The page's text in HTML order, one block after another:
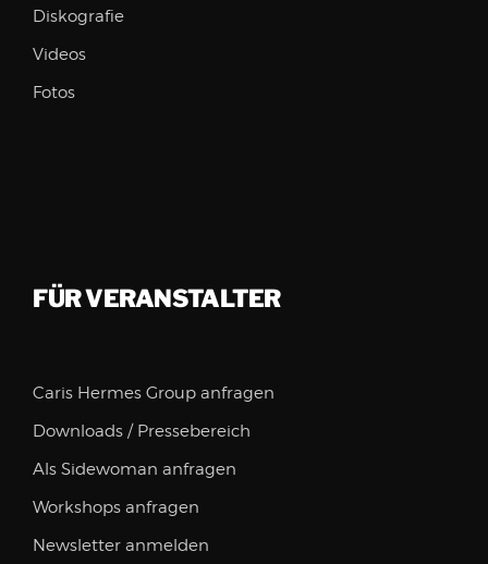
Diskografie
Videos
Fotos
FÜR VERANSTALTER
Caris Hermes Group anfragen
Downloads / Pressebereich
Als Sidewoman anfragen
Workshops anfragen
Newsletter anmelden